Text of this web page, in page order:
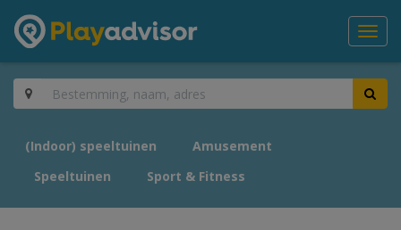
(Indoor) speeltuinen
Amusement
Speeltuinen
Sport & Fitness